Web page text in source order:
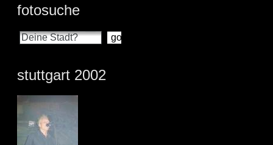
fotosuche
stuttgart 2002